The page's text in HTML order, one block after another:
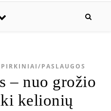
PIRKINIAI/PASLAUGOS
– nuo grožio
kelionių